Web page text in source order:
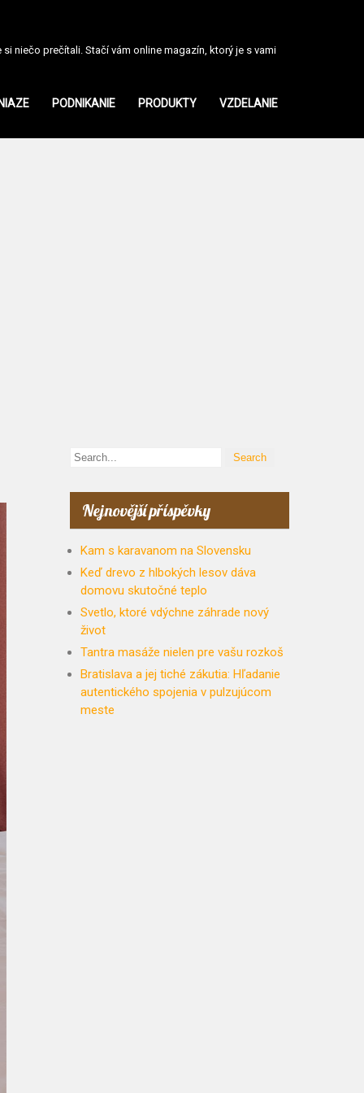
niečo prečítali. Stačí vám online magazín, ktorý je s vami
PODNIKANIE PRODUKTY VZDELANIE
Nejnovější příspěvky
Kam s karavanom na Slovensku
Keď drevo z hlbokých lesov dáva
domovu skutočné teplo
Svetlo, ktoré vdýchne záhrade nový
život
Tantra masáže nielen pre vašu rozkoš
Bratislava a jej tiché zákutia: Hľadanie
autentického spojenia v pulzujúcom
meste